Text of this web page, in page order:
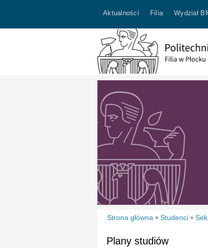
Aktualności Filia Wydział
Strona główna » Studenci »
Plany studiów